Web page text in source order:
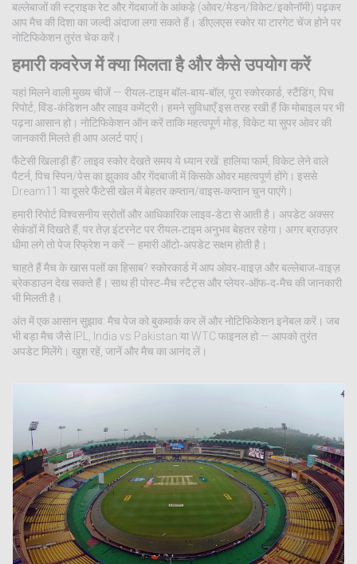
बल्लेबाजों की स्ट्राइक रेट और गेंदबाजों के आंकड़े (ओवर/मेडन/विकेट/इकोनॉमी) पढ़कर
आप मैच की दिशा का जल्दी अंदाजा लगा सकते हैं। डीएलएस स्कोर या टारगेट चेंज होने पर
नोटिफिकेशन तुरंत चेक करें।
हमारी कवरेज में क्या मिलता है और कैसे उपयोग करें
यहां मिलने वाली मुख्य चीजें — रीयल‑टाइम बॉल‑बाय‑बॉल, पूरा स्कोरकार्ड, स्टैंडिंग, पिच
रिपोर्ट, विंड‑कंडिशन और लाइव कमेंट्री। हमने सुविधाएँ इस तरह रखी हैं कि मोबाइल पर भी
पढ़ना आसान हो। नोटिफिकेशन ऑन करें ताकि महत्वपूर्ण मोड़, विकेट या सुपर ओवर की
जानकारी मिलते ही आप अलर्ट पाएं।
फैंटेसी खिलाड़ी हैं? लाइव स्कोर देखते समय ये ध्यान रखें: हालिया फार्म, विकेट लेने वाले
पैटर्न, पिच स्पिन/पेस का झुकाव और गेंदबाजी में किसके ओवर महत्वपूर्ण होंगे। इससे
Dream11 या दूसरे फैंटेसी खेल में बेहतर कप्तान/वाइस‑कप्तान चुन पाएंगे।
हमारी रिपोर्ट विश्वसनीय स्रोतों और आधिकारिक लाइव‑डेटा से आती है। अपडेट अक्सर
सेकंडों में दिखते हैं, पर तेज़ इंटरनेट पर रीयल‑टाइम अनुभव बेहतर रहेगा। अगर ब्राउज़र
धीमा लगे तो पेज रिफ्रेश न करें — हमारी ऑटो‑अपडेट सक्षम होती है।
चाहते हैं मैच के खास पलों का हिसाब? स्कोरकार्ड में आप ओवर‑वाइज़ और बल्लेबाज‑वाइज़
ब्रेकडाउन देख सकते हैं। साथ ही पोस्ट‑मैच स्टैट्स और प्लेयर‑ऑफ‑द‑मैच की जानकारी
भी मिलती है।
अंत में एक आसान सुझाव: मैच पेज को बुकमार्क कर लें और नोटिफिकेशन इनेबल करें। जब
भी बड़ा मैच जैसे IPL, India vs Pakistan या WTC फाइनल हो — आपको तुरंत
अपडेट मिलेंगे। खुश रहें, जानें और मैच का आनंद लें।